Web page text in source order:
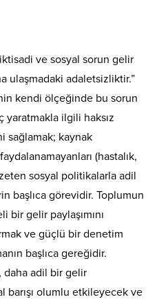
ve sosyal sorun gelir
ulaşmadaki adaletsizliktir.”
kendi ölçeğinde bu sorun
yaratmakla ilgili haksız
sağlamak; kaynak
(hastalık,
sosyal politikalarla adil
başlıca görevidir. Toplumun
bir gelir paylaşımını
ve güçlü bir denetim
başlıca gereğidir.
daha adil bir gelir
barışı olumlu etkileyecek ve